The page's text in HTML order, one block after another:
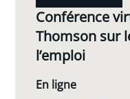
Conférence
Thomson sur
l’emploi
En ligne